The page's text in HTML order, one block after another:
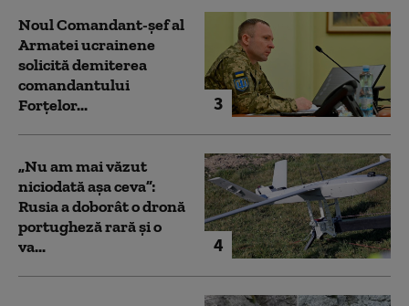
3
Noul Comandant-șef al
Armatei ucrainene
solicită demiterea
comandantului
Forțelor...
4
„Nu am mai văzut
niciodată așa ceva”:
Rusia a doborât o dronă
portugheză rară și o
va...